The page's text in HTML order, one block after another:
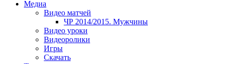
Медиа
Видео матчей
ЧР 2014/2015. Мужчины
Видео уроки
Видеоролики
Игры
Скачать